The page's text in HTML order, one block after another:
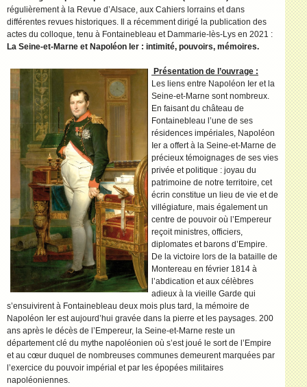
régulièrement à la Revue d’Alsace, aux Cahiers lorrains et dans
différentes revues historiques. Il a récemment dirigé la publication des
actes du colloque, tenu à Fontainebleau et Dammarie-lès-Lys en 2021 :
La Seine-et-Marne et Napoléon Ier : intimité, pouvoirs, mémoires.
Présentation de l’ouvrage :
Les liens entre Napoléon Ier et la
Seine-et-Marne sont nombreux.
En faisant du château de
Fontainebleau l’une de ses
résidences impériales, Napoléon
Ier a offert à la Seine-et-Marne de
précieux témoignages de ses vies
privée et politique : joyau du
patrimoine de notre territoire, cet
écrin constitue un lieu de vie et de
villégiature, mais également un
centre de pouvoir où l’Empereur
reçoit ministres, officiers,
diplomates et barons d’Empire.
De la victoire lors de la bataille de
Montereau en février 1814 à
l’abdication et aux célèbres
adieux à la vieille Garde qui
s’ensuivirent à Fontainebleau deux mois plus tard, la mémoire de
Napoléon Ier est aujourd’hui gravée dans la pierre et les paysages. 200
ans après le décès de l’Empereur, la Seine-et-Marne reste un
département clé du mythe napoléonien où s’est joué le sort de l’Empire
et au cœur duquel de nombreuses communes demeurent marquées par
l’exercice du pouvoir impérial et par les épopées militaires
napoléoniennes.